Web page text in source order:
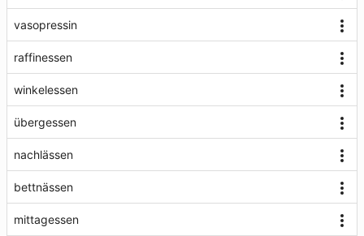
vasopressin
raffinessen
winkelessen
übergessen
nachlässen
bettnässen
mittagessen